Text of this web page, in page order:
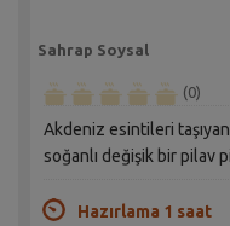
Sahrap Soysal
(0)
Akdeniz esintileri
soğanlı değişik bir pilav
Hazırlama 1 saat